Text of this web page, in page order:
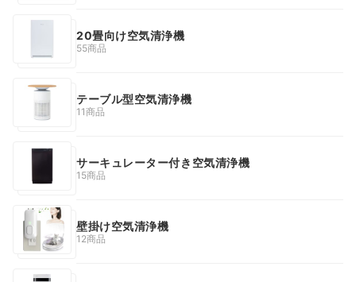
20畳向け空気清浄機
55商品
テーブル型空気清浄機
11商品
サーキュレーター付き空気清浄機
15商品
壁掛け空気清浄機
12商品